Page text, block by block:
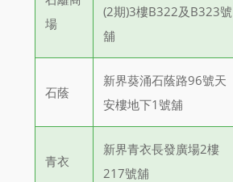
場
(2期)3樓B322及B323號
舖
石蔭
新界葵涌石蔭路96號天
安樓地下1號舖
青衣
新界青衣長發廣場2樓
217號舖